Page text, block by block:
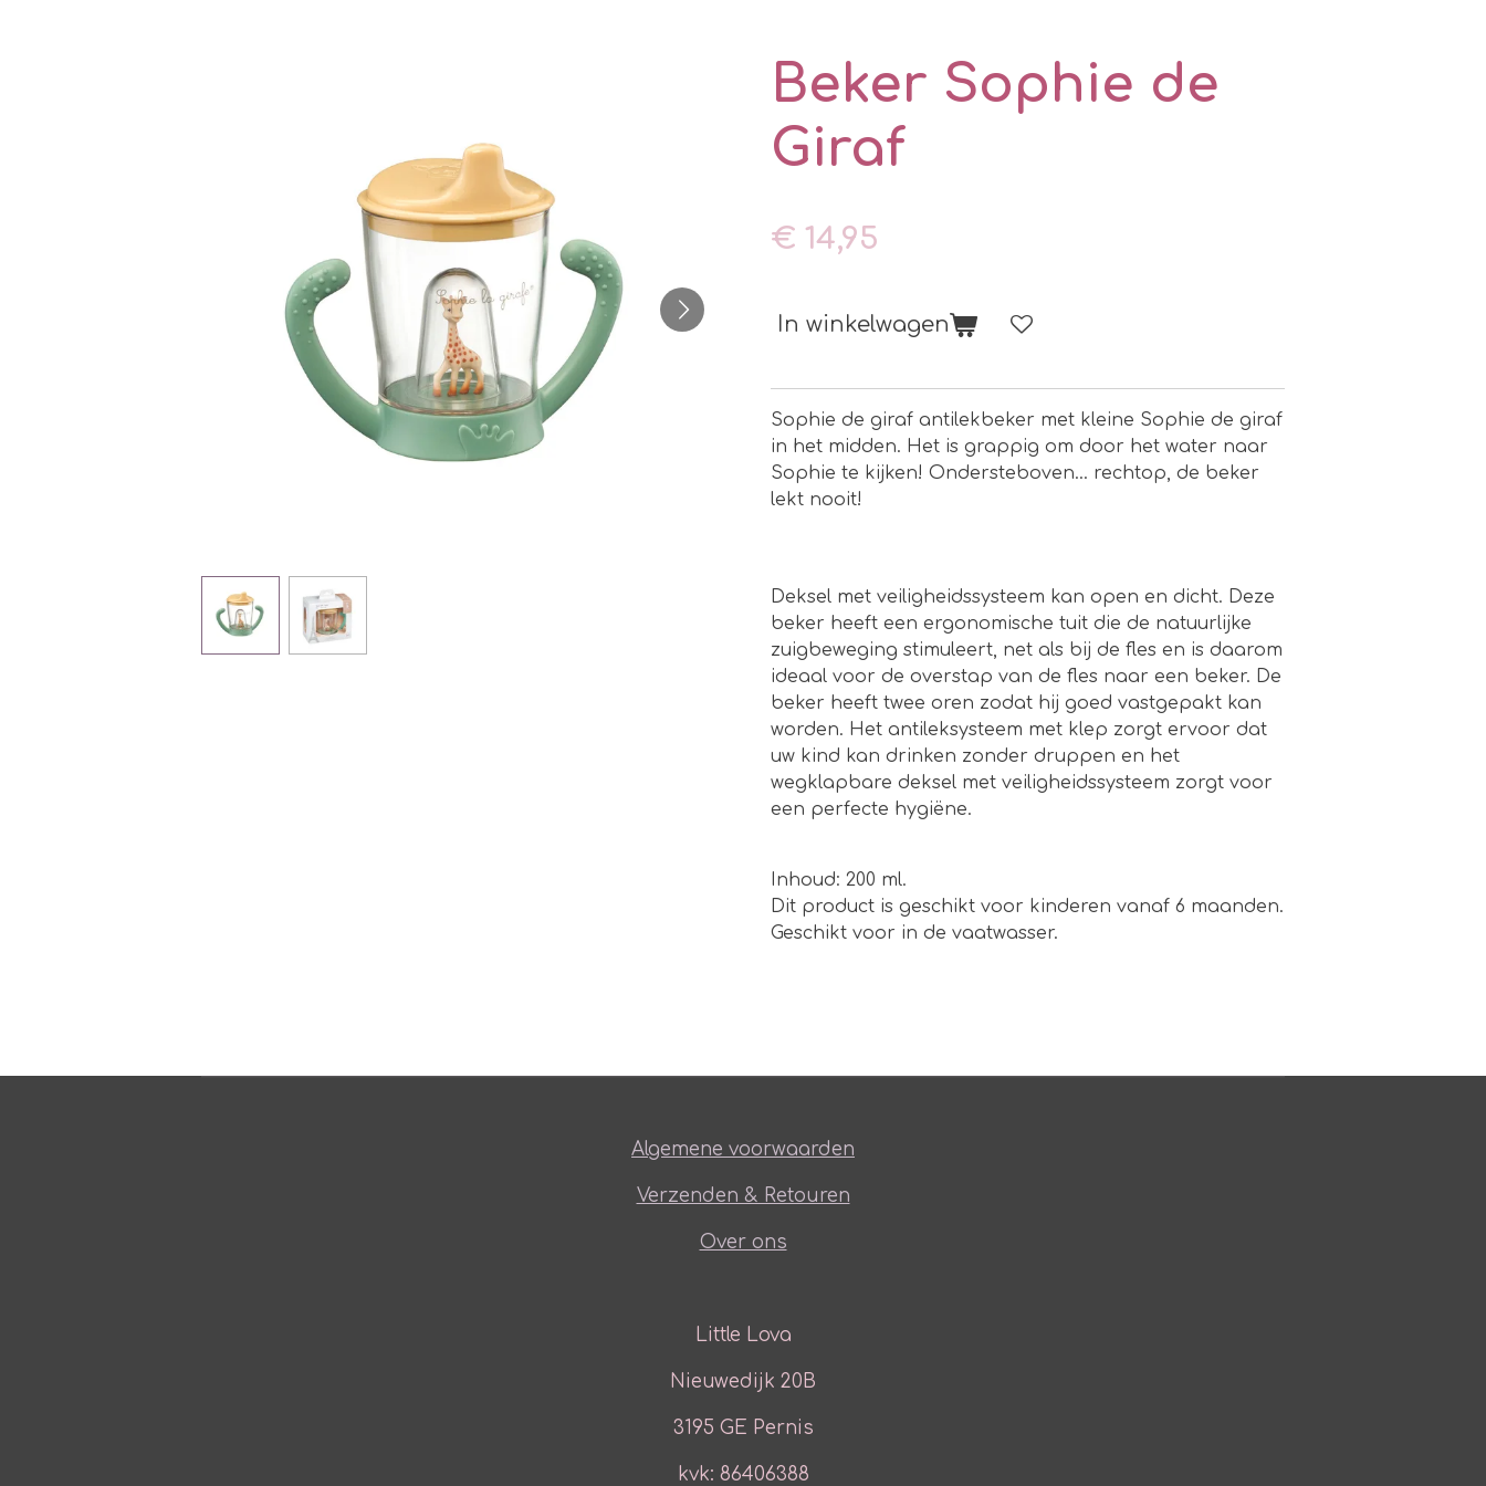
Beker Sophie de
Giraf
€ 14,95
In winkelwagen
Sophie de giraf antilekbeker met kleine Sophie de giraf
in het midden. Het is grappig om door het water naar
Sophie te kijken! Ondersteboven... rechtop, de beker
lekt nooit!
Deksel met veiligheidssysteem kan open en dicht. Deze
beker heeft een ergonomische tuit die de natuurlijke
zuigbeweging stimuleert, net als bij de fles en is daarom
ideaal voor de overstap van de fles naar een beker. De
beker heeft twee oren zodat hij goed vastgepakt kan
worden. Het antileksysteem met klep zorgt ervoor dat
uw kind kan drinken zonder druppen en het
wegklapbare deksel met veiligheidssysteem zorgt voor
een perfecte hygiëne.
Inhoud: 200 ml.
Dit product is geschikt voor kinderen vanaf 6 maanden.
Geschikt voor in de vaatwasser.
Algemene voorwaarden
Verzenden & Retouren
Over ons
Little Lova
Nieuwedijk 20B
3195 GE Pernis
kvk: 86406388